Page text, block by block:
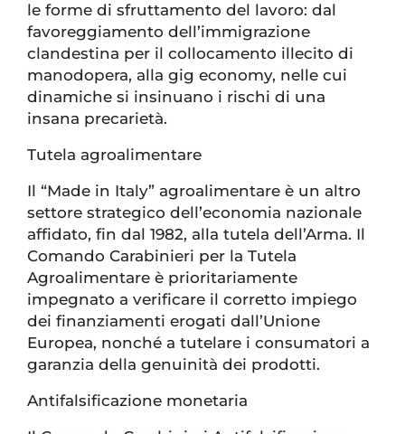
le forme di sfruttamento del lavoro: dal
favoreggiamento dell’immigrazione
clandestina per il collocamento illecito di
manodopera, alla gig economy, nelle cui
dinamiche si insinuano i rischi di una
insana precarietà.
Tutela agroalimentare
Il “Made in Italy” agroalimentare è un altro
settore strategico dell’economia nazionale
affidato, fin dal 1982, alla tutela dell’Arma. Il
Comando Carabinieri per la Tutela
Agroalimentare è prioritariamente
impegnato a verificare il corretto impiego
dei finanziamenti erogati dall’Unione
Europea, nonché a tutelare i consumatori a
garanzia della genuinità dei prodotti.
Antifalsificazione monetaria